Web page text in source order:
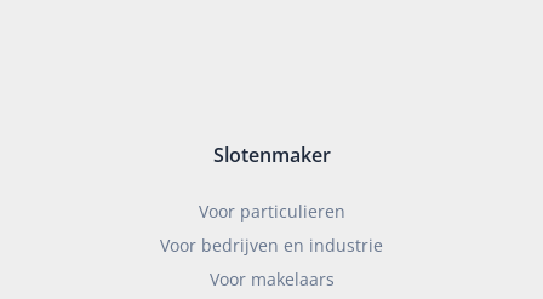
Slotenmaker
Voor particulieren
Voor bedrijven en industrie
Voor makelaars